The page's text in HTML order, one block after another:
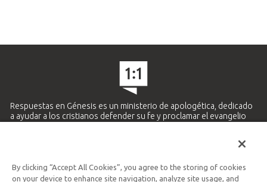
Respuestas en Génesis es un ministerio de apologética, dedicado
a ayudar a los cristianos defender su fe y proclamar el evangelio
Ministerio Hispano y Latinoamericano
By clicking “Accept All Cookies”, you agree to the storing of cookies
on your device to enhance site navigation, analyze site usage, and